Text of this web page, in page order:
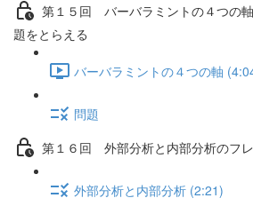
第１５回 バーバラミントの４つの
題をとらえる
バーバラミントの４つの軸
問題
第１６回 外部分析と内部分析のフ
外部分析と内部分析 (2:21)